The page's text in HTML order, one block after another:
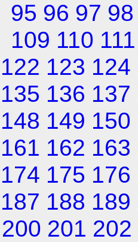
95 96 97 98
109 110 111
122 123 124
135 136 137
148 149 150
161 162 163
174 175 176
187 188 189
200 201 202